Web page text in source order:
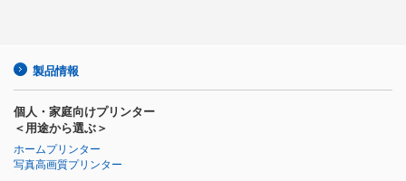
製品情報
個人・家庭向けプリンター
＜用途から選ぶ＞
ホームプリンター
写真高画質プリンター